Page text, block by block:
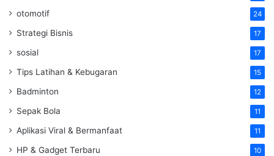
otomotif 24
Strategi Bisnis 17
sosial 17
Tips Latihan & Kebugaran 15
Badminton 12
Sepak Bola 11
Aplikasi Viral & Bermanfaat 11
HP & Gadget Terbaru 10